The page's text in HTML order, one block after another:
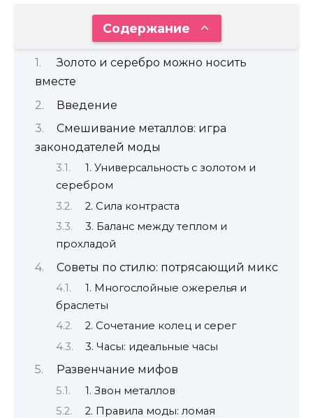
Содержание
Золото и серебро можно носить
вместе
Введение
Смешивание металлов: игра
законодателей моды
1. Универсальность с золотом и
серебром
2. Сила контраста
3. Баланс между теплом и
прохладой
Советы по стилю: потрясающий микс
1. Многослойные ожерелья и
браслеты
2. Сочетание колец и серег
3. Часы: идеальные часы
Развенчание мифов
1. Звон металлов
2. Правила моды: ломая